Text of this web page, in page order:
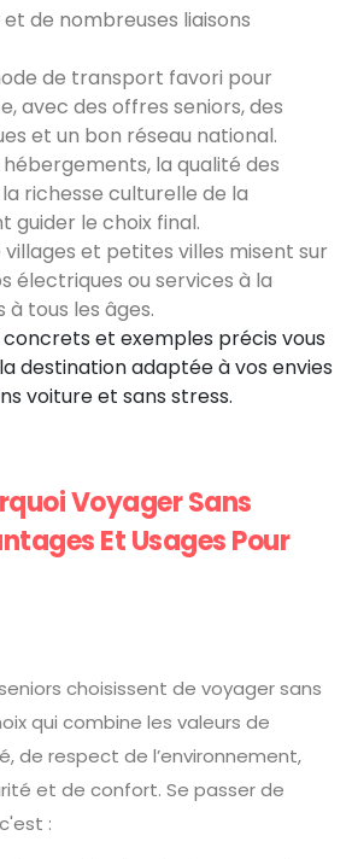
de nombreuses liaisons
de transport favori pour
avec des offres seniors, des
et un bon réseau national.
hébergements, la qualité des
richesse culturelle de la
guider le choix final.
villages et petites villes misent sur
électriques ou services à la
tous les âges.
concrets et exemples précis vous
destination adaptée à vos envies
voiture et sans stress.
Voyager Sans
Et Usages Pour
choisissent de voyager sans
qui combine les valeurs de
de respect de l’environnement,
et de confort. Se passer de
: